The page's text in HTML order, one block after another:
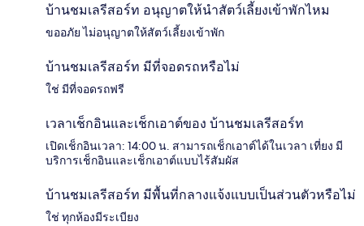
บ้านชมเลรีสอร์ท อนุญาตให้นำสัตว์เลี้ยงเข้าพักไหม
ขออภัย ไม่อนุญาตให้สัตว์เลี้ยงเข้าพัก
บ้านชมเลรีสอร์ท มีที่จอดรถหรือไม่
ใช่ มีที่จอดรถฟรี
เวลาเช็กอินและเช็กเอาต์ของ บ้านชมเลรีสอร์ท
เปิดเช็กอินเวลา: 14:00 น. สามารถเช็กเอาต์ได้ในเวลา เที่ยง มี
บริการเช็กอินและเช็กเอาต์แบบไร้สัมผัส
บ้านชมเลรีสอร์ท มีพื้นที่กลางแจ้งแบบเป็นส่วนตัวหรือไม่
ใช่ ทุกห้องมีระเบียง